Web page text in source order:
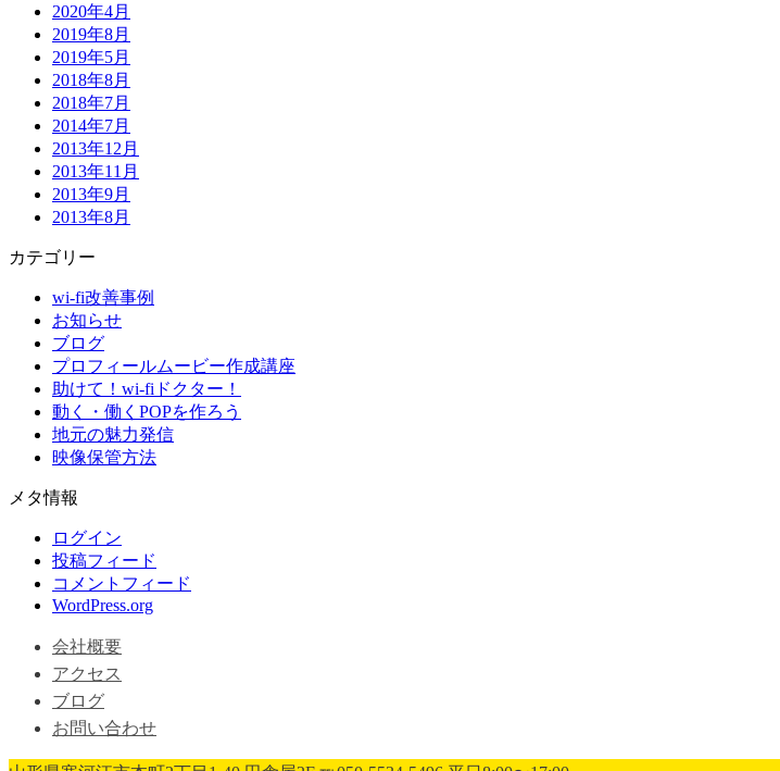
2020年4月
2019年8月
2019年5月
2018年8月
2018年7月
2014年7月
2013年12月
2013年11月
2013年9月
2013年8月
カテゴリー
wi-fi改善事例
お知らせ
ブログ
プロフィールムービー作成講座
助けて！wi-fiドクター！
動く・働くPOPを作ろう
地元の魅力発信
映像保管方法
メタ情報
ログイン
投稿フィード
コメントフィード
WordPress.org
会社概要
アクセス
ブログ
お問い合わせ